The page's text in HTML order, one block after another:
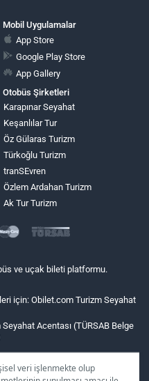
veri işlenmekte olup
Mobil Uygulamalar
App Store
Google Play Store
App Gallery
Otobüs Şirketleri
Karapınar Seyahat
Keşanlılar Tur
Öz Gülaras Turizm
Türkoğlu Turizm
tranSEvren
Özlem Ardahan Turizm
Ak Tur Turizm
ve uçak bileti platformu.
için: Obilet.com Turizm Seyahat
Acentası (TÜRSAB Belge